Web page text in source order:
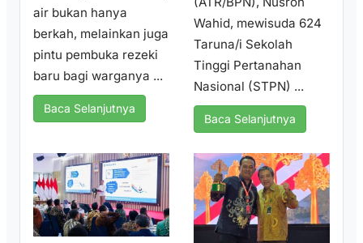
air bukan hanya
berkah, melainkan juga
pintu pembuka rezeki
baru bagi warganya ...
Baca Selanjutnya
Wahid, mewisuda 624
Taruna/i Sekolah
Tinggi Pertanahan
Nasional (STPN) ...
Baca Selanjutnya